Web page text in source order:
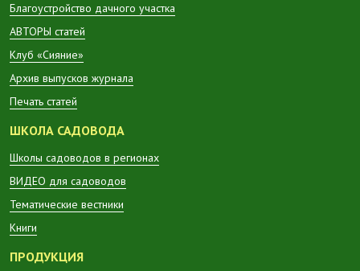
Благоустройство дачного участка
АВТОРЫ статей
Клуб «Сияние»
Архив выпусков журнала
Печать статей
ШКОЛА САДОВОДА
Школы садоводов в регионах
ВИДЕО для садоводов
Тематические вестники
Книги
ПРОДУКЦИЯ